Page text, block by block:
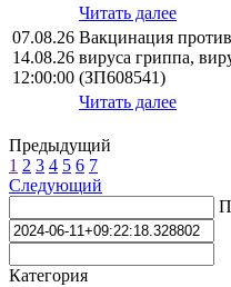
Читать далее
07.08.26
14.08.26
12:00:00
Вакцинация
вируса гриппа,
(ЗП608541)
Читать далее
Предыдущий
1 2 3 4 5 6 7
Следующий
Категория